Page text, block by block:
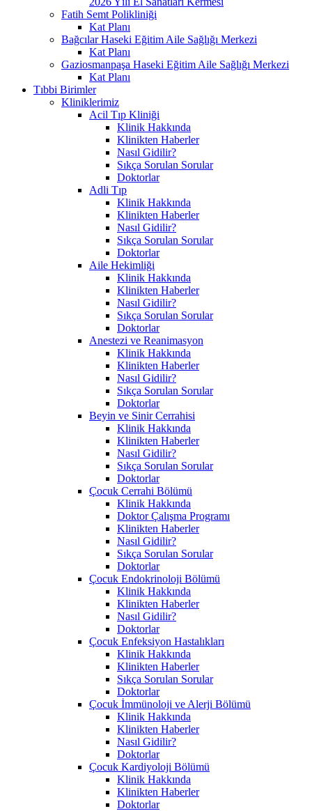
Fatih Semt Polikliniği
Kat Planı
Bağcılar Haseki Eğitim Aile Sağlığı Merkezi
Kat Planı
Gaziosmanpaşa Haseki Eğitim Aile Sağlığı Merkezi
Kat Planı
Tıbbi Birimler
Kliniklerimiz
Acil Tıp Kliniği
Klinik Hakkında
Klinikten Haberler
Nasıl Gidilir?
Sıkça Sorulan Sorular
Doktorlar
Adli Tıp
Klinik Hakkında
Klinikten Haberler
Nasıl Gidilir?
Sıkça Sorulan Sorular
Doktorlar
Aile Hekimliği
Klinik Hakkında
Klinikten Haberler
Nasıl Gidilir?
Sıkça Sorulan Sorular
Doktorlar
Anestezi ve Reanimasyon
Klinik Hakkında
Klinikten Haberler
Nasıl Gidilir?
Sıkça Sorulan Sorular
Doktorlar
Beyin ve Sinir Cerrahisi
Klinik Hakkında
Klinikten Haberler
Nasıl Gidilir?
Sıkça Sorulan Sorular
Doktorlar
Çocuk Cerrahi Bölümü
Klinik Hakkında
Doktor Çalışma Programı
Klinikten Haberler
Nasıl Gidilir?
Sıkça Sorulan Sorular
Doktorlar
Çocuk Endokrinoloji Bölümü
Klinik Hakkında
Klinikten Haberler
Nasıl Gidilir?
Doktorlar
Çocuk Enfeksiyon Hastalıkları
Klinik Hakkında
Klinikten Haberler
Sıkça Sorulan Sorular
Doktorlar
Çocuk İmmünoloji ve Alerji Bölümü
Klinik Hakkında
Klinikten Haberler
Nasıl Gidilir?
Doktorlar
Çocuk Kardiyoloji Bölümü
Klinik Hakkında
Klinikten Haberler
Doktorlar